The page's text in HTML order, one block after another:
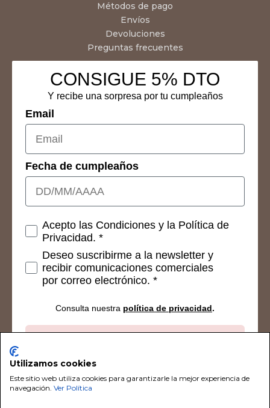
Métodos de pago
Envíos
Devoluciones
Preguntas frecuentes
CONSIGUE 5% DTO
Y recibe una sorpresa por tu cumpleaños
Email
Fecha de cumpleaños
Consetimientos
Acepto las Condiciones y la Política de
Privacidad. *
Deseo suscribirme a la newsletter y
recibir comunicaciones comerciales
por correo electrónico. *
Consulta nuestra política de privacidad.
Utilizamos cookies
Este sitio web utiliza cookies para garantizarle la mejor experiencia de
navegación. Ver Política